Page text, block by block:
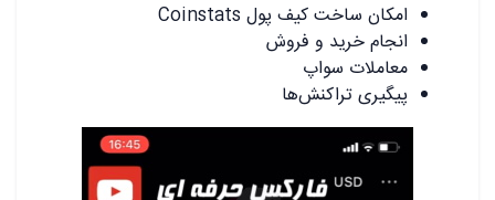
امکان ساخت کیف پول Coinstats
انجام خرید و فروش
معاملات سواپ
پیگیری تراکنش‌ها